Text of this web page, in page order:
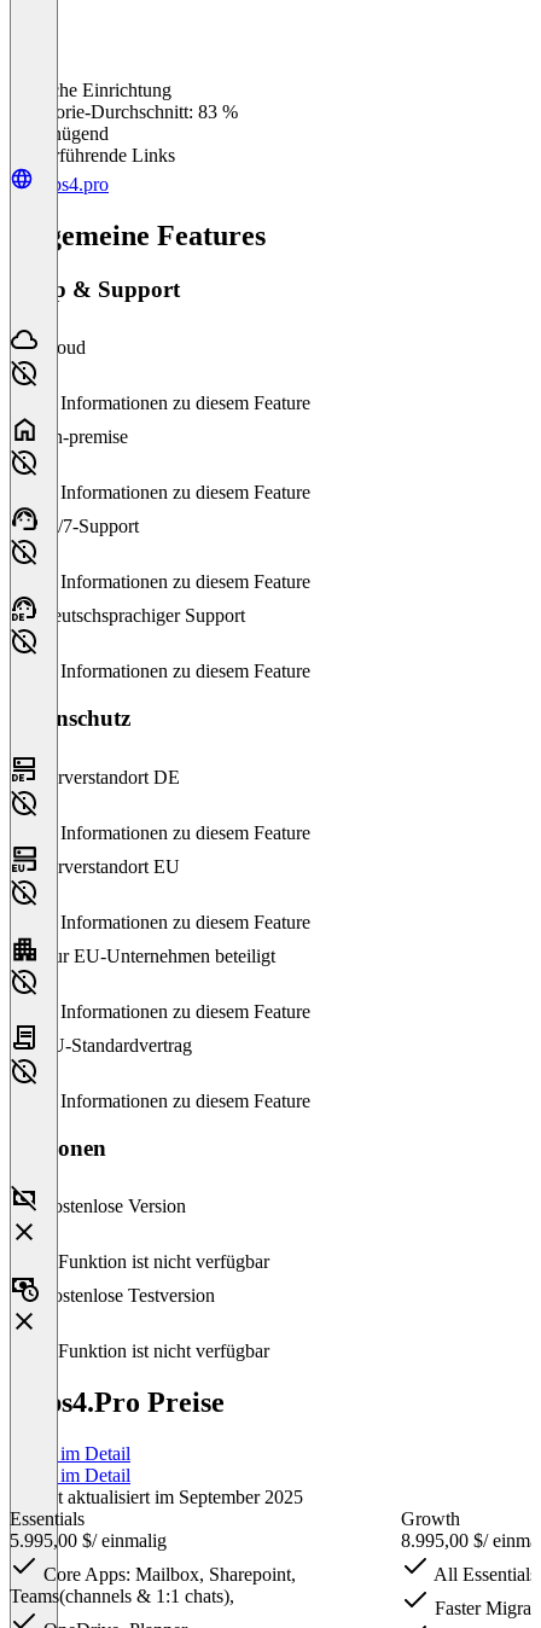
Einfache Einrichtung
Kategorie-Durchschnitt: 83 %
Ungenügend
Weiterführende Links
apps4.pro
Allgemeine Features
Setup & Support
Cloud
Keine Informationen zu diesem Feature
On-premise
Keine Informationen zu diesem Feature
24/7-Support
Keine Informationen zu diesem Feature
Deutschsprachiger Support
Keine Informationen zu diesem Feature
Datenschutz
Serverstandort DE
Keine Informationen zu diesem Feature
Serverstandort EU
Keine Informationen zu diesem Feature
Nur EU-Unternehmen beteiligt
Keine Informationen zu diesem Feature
EU-Standardvertrag
Keine Informationen zu diesem Feature
Versionen
Kostenlose Version
Diese Funktion ist nicht verfügbar
Kostenlose Testversion
Diese Funktion ist nicht verfügbar
Apps4.Pro Preise
Preise im Detail
Preise im Detail
Zuletzt aktualisiert im September 2025
Essentials
5.995,00 $/ einmalig
Core Apps: Mailbox, Sharepoint,
Teams(channels & 1:1 chats),
Growth
8.995,00 $/
All Essentials
Faster